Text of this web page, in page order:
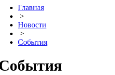
Главная
>
Новости
>
События